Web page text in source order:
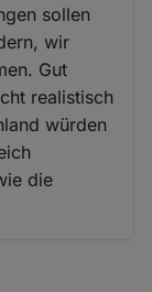
sollen
wir
Gut
realistisch
würden
die